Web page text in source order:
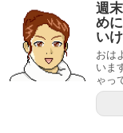
週
め
い
おは
いま
ゃっ